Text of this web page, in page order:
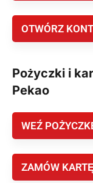
OTWÓRZ
Pożyczki i
Pekao
WEŹ
ZAMÓW